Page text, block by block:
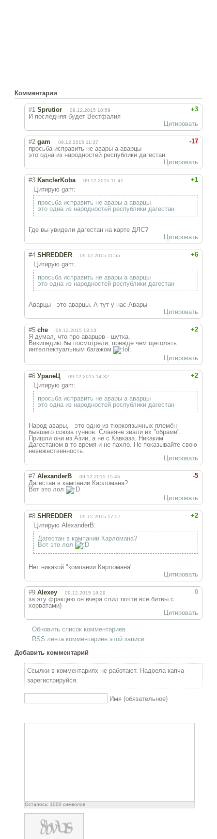
Комментарии
+3
#1 Sprutior 09.12.2015 10:59
И последняя будет Вестфалия
Цитировать
-17
#2 gam 09.12.2015 11:37
просьба исправить не авары а аварцы
это одна из народностей республики дагестан
Цитировать
+1
#3 KanclerKoba 09.12.2015 11:41
Цитирую gam:
просьба исправить не авары а аварцы
это одна из народностей республики дагестан
Где вы увидели дагестан на карте ДЛС?
Цитировать
+6
#4 SHREDDER 09.12.2015 11:55
Цитирую gam:
просьба исправить не авары а аварцы
это одна из народностей республики дагестан
Аварцы - это аварцы. А тут у нас Авары
Цитировать
+2
#5 che 09.12.2015 13:13
Я думал, что про аварцев - шутка.
Википедию бы посмотрели, прежде чем щеголять
интеллектуальным багажом
Цитировать
+2
#6 УралеЦ 09.12.2015 14:32
Цитирую gam:
просьба исправить не авары а аварцы
это одна из народностей республики дагестан
Народ авары, - это одно из тюркоязычных племён
бывшего союза гуннов. Славяне звали их "обрами".
Пришли они из Азии, а не с Кавказа. Никаким
Дагестаном в то время и не пахло. Не показывайте свою
невежественность.
Цитировать
-5
#7 AlexanderB 09.12.2015 15:45
Дагестан в кампании Карломана?
Вот это лол
Цитировать
+2
#8 SHREDDER 09.12.2015 17:57
Цитирую AlexanderB:
Дагестан в кампании Карломана?
Вот это лол
Нет никакой "компании Карломана".
Цитировать
0
#9 Alexey 09.12.2015 18:29
за эту фракцию он вчера слил почти все битвы с
хорватами)
Цитировать
Обновить список комментариев
RSS лента комментариев этой записи
Добавить комментарий
Ссылки в комментариях не работают. Надоела капча -
зарегистрируйся.
Имя (обязательное)
Осталось: 1000 символов